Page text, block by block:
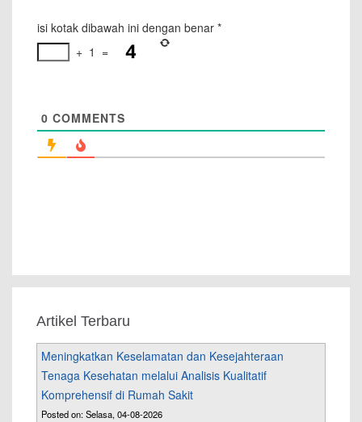
isi kotak dibawah ini dengan benar *
+ 1 =
0 COMMENTS
Artikel Terbaru
Meningkatkan Keselamatan dan Kesejahteraan
Tenaga Kesehatan melalui Analisis Kualitatif
Komprehensif di Rumah Sakit
Posted on: Selasa, 04-08-2026